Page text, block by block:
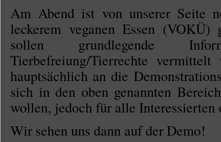
Am Abend ist von unserer Seite
leckerem veganen Essen
sollen grundlegende
Tierbefreiung/Tierrechte
hauptsächlich an die
sich in den oben genannten
wollen, jedoch für alle Interessierten
Wir sehen uns dann auf der Demo!